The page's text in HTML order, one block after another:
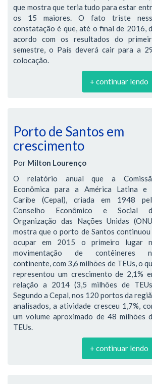
que mostra que teria tudo para estar
os 15 maiores. O fato triste
constatação é que, até o final de 2016,
acordo com os resultados do
semestre, o País deverá cair para a
colocação.
+ continuar lendo
Porto de Santos em
crescimento
Por Milton Lourenço
O relatório anual que a
Econômica para a América Latina e
Caribe (Cepal), criada em 1948
Conselho Econômico e Social
Organização das Nações Unidas
mostra que o porto de Santos continuou
ocupar em 2015 o primeiro lugar
movimentação de contêineres
continente, com 3,6 milhões de TEUs, o
representou um crescimento de 2,1%
relação a 2014 (3,5 milhões de
Segundo a Cepal, nos 120 portos da
analisados, a atividade cresceu 1,7%,
um volume aproximado de 48 milhões
TEUs.
+ continuar lendo